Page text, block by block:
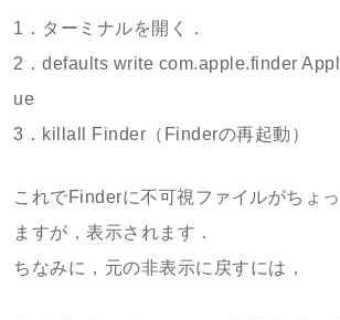
1．ターミナルを開く．
2．defaults write com.apple.finder
ue
3．killall Finder（Finderの再起動）
これでFinderに不可視ファイルがちょ
ますが，表示されます．
ちなみに，元の非表示に戻すには，